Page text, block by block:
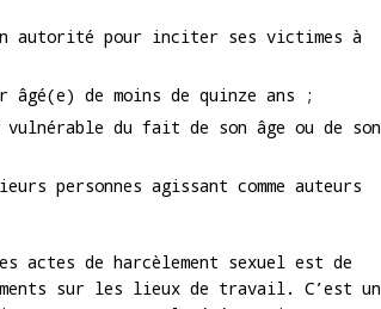
autorité pour inciter ses victimes à
âgé(e) de moins de quinze ans ;
vulnérable du fait de son âge ou de son
personnes agissant comme auteurs
actes de harcèlement sexuel est de
sur les lieux de travail. C’est un